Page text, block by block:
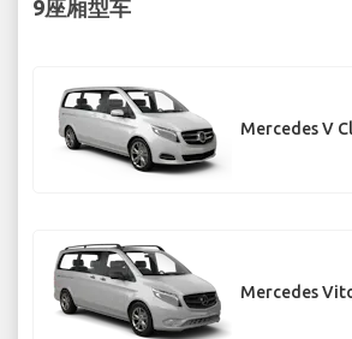
9座厢型车
Mercedes V
Mercedes